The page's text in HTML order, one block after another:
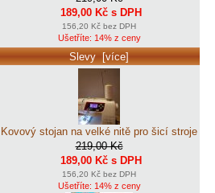
189,00 Kč s DPH
156,20 Kč bez DPH
Ušetříte: 14% z ceny
Slevy [více]
Kovový stojan na velké nitě pro šicí stroje
219,00 Kč
189,00 Kč s DPH
156,20 Kč bez DPH
Ušetříte: 14% z ceny